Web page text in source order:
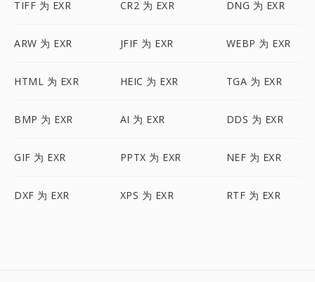
TIFF 为 EXR CR2 为 EXR DNG 为 EXR
ARW 为 EXR JFIF 为 EXR WEBP 为 EXR
HTML 为 EXR HEIC 为 EXR TGA 为 EXR
BMP 为 EXR AI 为 EXR DDS 为 EXR
GIF 为 EXR PPTX 为 EXR NEF 为 EXR
DXF 为 EXR XPS 为 EXR RTF 为 EXR